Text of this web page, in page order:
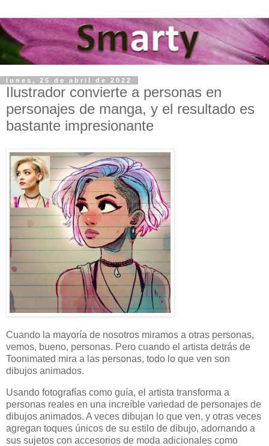
lunes, 25 de abril de 2022
Ilustrador convierte a personas en
personajes de manga, y el resultado es
bastante impresionante
Cuando la mayoría de nosotros miramos a otras personas,
vemos, bueno, personas. Pero cuando el artista detrás de
Toonimated mira a las personas, todo lo que ven son
dibujos animados.
Usando fotografías como guía, el artista transforma a
personas reales en una increíble variedad de personajes de
dibujos animados. A veces dibujan lo que ven, y otras veces
agregan toques únicos de su estilo de dibujo, adornando a
sus sujetos con accesorios de moda adicionales como